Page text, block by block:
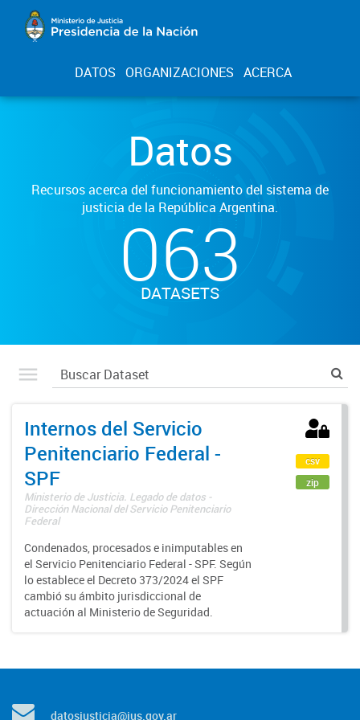
DATOS ORGANIZACIONES ACERCA
Datos
Recursos acerca del funcionamiento del sistema de
justicia de la República Argentina.
063
DATASETS
Internos del Servicio
Penitenciario Federal -
SPF
Ministerio de Justicia. Legado de datos -
Dirección Nacional del Servicio Penitenciario
Federal
Condenados, procesados e inimputables en
el Servicio Penitenciario Federal - SPF. Según
lo establece el Decreto 373/2024 el SPF
cambió su ámbito jurisdiccional de
actuación al Ministerio de Seguridad.
csv
zip
datosjusticia@jus.gov.ar